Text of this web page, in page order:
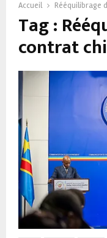
Accueil Rééquilibrage
Tag :
contrat